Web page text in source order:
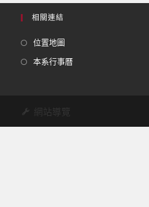
相關連結
位置地圖
本系行事曆
網站導覽